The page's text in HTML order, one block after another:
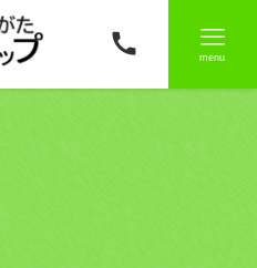
menu